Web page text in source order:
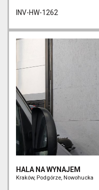
INV-HW-1262
HALA NA WYNAJEM
Kraków, Podgórze, Nowohucka